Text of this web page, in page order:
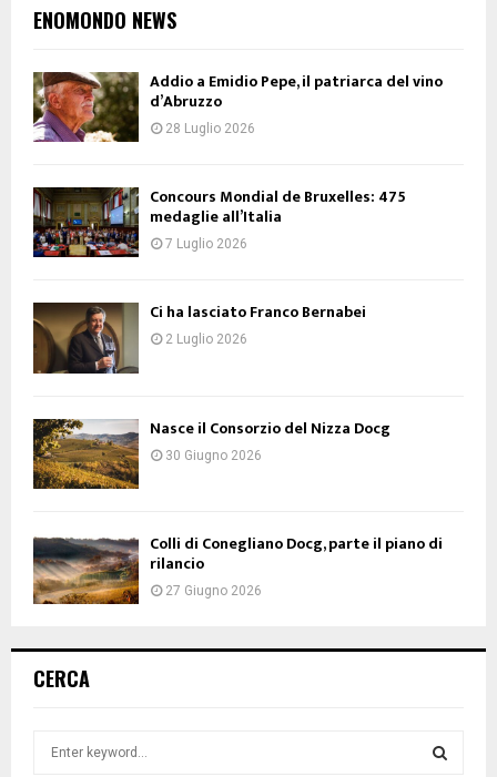
ENOMONDO NEWS
Addio a Emidio Pepe, il patriarca del vino
d’Abruzzo
28 Luglio 2026
Concours Mondial de Bruxelles: 475
medaglie all’Italia
7 Luglio 2026
Ci ha lasciato Franco Bernabei
2 Luglio 2026
Nasce il Consorzio del Nizza Docg
30 Giugno 2026
Colli di Conegliano Docg, parte il piano di
rilancio
27 Giugno 2026
CERCA